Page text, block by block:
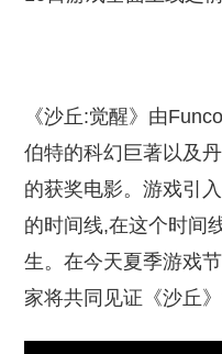
《沙丘:觉醒》由
伯特的科幻巨著以及
的获奖电影。游戏引
的时间线,在这个时间
生。在今天夏季游戏
家将共同见证《沙丘